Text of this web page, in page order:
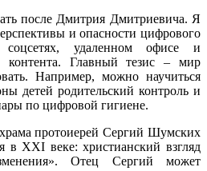
после Дмитрия Дмитриевича. Я
и опасности цифрового
удаленном офисе и
контента. Главный тезис – мир
Например, можно научиться
детей родительский контроль и
по цифровой гигиене.
храма протоиерей Сергий Шумских
в XXI веке: христианский взгляд
Отец Сергий может